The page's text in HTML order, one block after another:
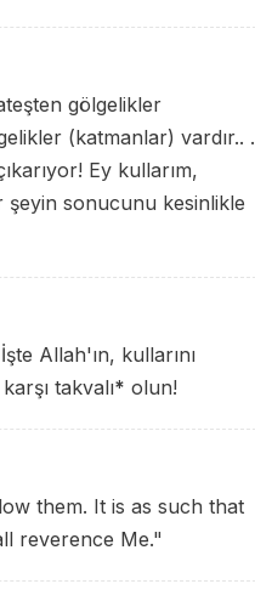
gölgelikler
(katmanlar) vardır.. .
Ey kullarım,
şeyin sonucunu kesinlikle
Allah'ın, kullarını
takvalı* olun!
them. It is as such that
reverence Me."